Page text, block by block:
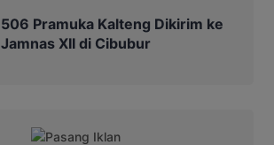
506 Pramuka Kalteng Dikirim ke
Jamnas XII di Cibubur